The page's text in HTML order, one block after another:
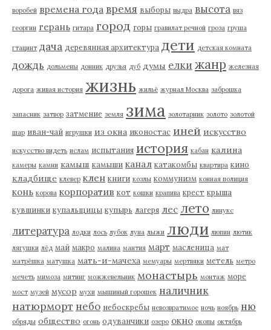
воробей времена года время выборы выдра высота вяз
георгин герань гитара город горы гравилат речной гроза груша
гтацинт дача деревянная архитектура дети детская комната
дождь дольмены донник друзья дуб думы елки жанр железная
дорога живая история жизнь жильё журнал Москва заброшка
запасник затвор затмение земля зима золотарник золото золотой
шар иван-чай игрушки из окна иконостас иней искусство
искусство видеть ислам испытания история кабан калина
камеры камни камыш камыши канал катакомбы квартира кино
кладбище клевер клен книги козлы коммунизм конная полиция
конь корова корпоратив кот кошки крапива крест крыша
кувшинки купальщицы купырь лагеря лес лето линукс
литература лодки лось лубок луна лыжи люди люпин лютик
лягушки лёд май макро малина мантия март масленица мат
матрёшка матушка мать-и-мачеха мемуары мертвяки метель метро
мечеть мимоза митинг можжевельник монастырь монтаж море
мост музей мусор мухи мышиный горошек наличник
натюрморт небо небоскребы невозвратимое ночь ноябрь ню
обряды общество огонь одуванчики озеро окно окопы октябрь